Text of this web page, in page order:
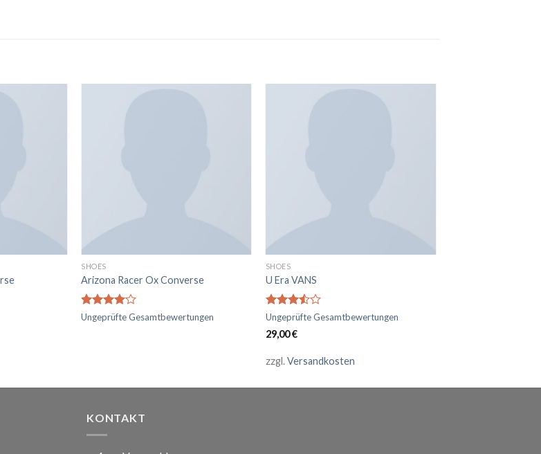
SHOES
Arizona Racer Ox Converse
Bewertet
Ungeprüfte Gesamtbewertungen
SHOES
U Era VANS
Bewertet
von 5
Ungeprüfte Gesamtbewertungen
29,00€
zzgl.Versandkosten
KONTAKT